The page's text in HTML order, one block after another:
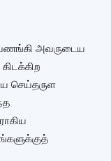
வணங்கி அவருடைய
செய்தருள